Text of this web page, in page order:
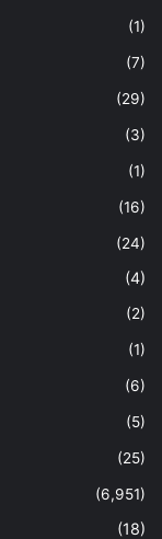
(1)
(7)
(29)
(3)
(1)
(16)
(24)
(4)
(2)
(1)
(6)
(5)
(25)
(6,951)
(18)